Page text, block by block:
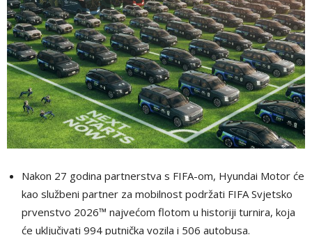
Nakon 27 godina partnerstva s FIFA-om, Hyundai Motor će
kao službeni partner za mobilnost podržati FIFA Svjetsko
prvenstvo 2026™ najvećom flotom u historiji turnira, koja
će uključivati 994 putnička vozila i 506 autobusa.